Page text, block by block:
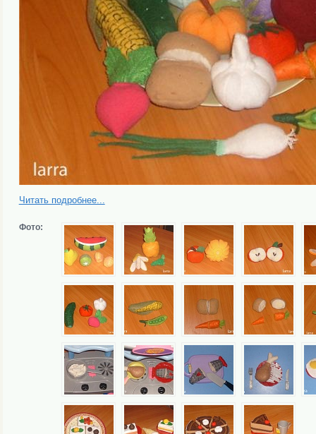
Читать подробнее...
Фото: